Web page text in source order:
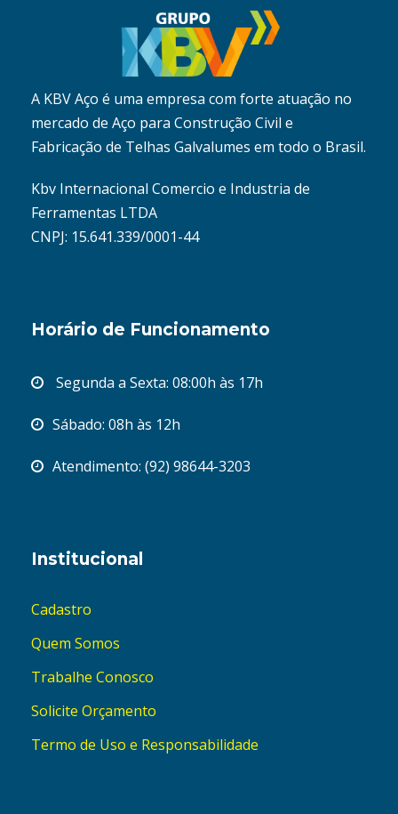
A KBV Aço é uma empresa com forte atuação no
mercado de Aço para Construção Civil e
Fabricação de Telhas Galvalumes em todo o Brasil.
Kbv Internacional Comercio e Industria de
Ferramentas LTDA
CNPJ: 15.641.339/0001-44
Horário de Funcionamento
Segunda a Sexta: 08:00h às 17h
Sábado: 08h às 12h
Atendimento: (92) 98644-3203
Institucional
Cadastro
Quem Somos
Trabalhe Conosco
Solicite Orçamento
Termo de Uso e Responsabilidade